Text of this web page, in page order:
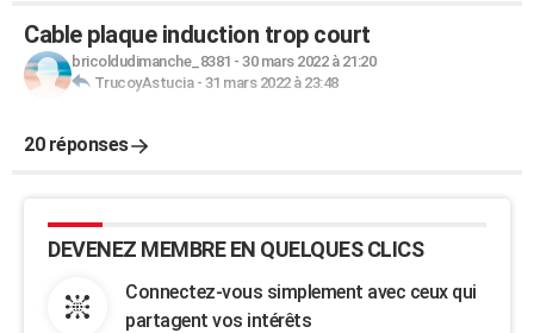
Cable plaque induction trop court
bricoldudimanche_8381 - 30 mars 2022 à 21:20
TrucoyAstucia- 31 mars 2022 à 23:48
20 réponses
DEVENEZ MEMBRE EN QUELQUES CLICS
Connectez-vous simplement avec ceux qui
partagent vos intérêts